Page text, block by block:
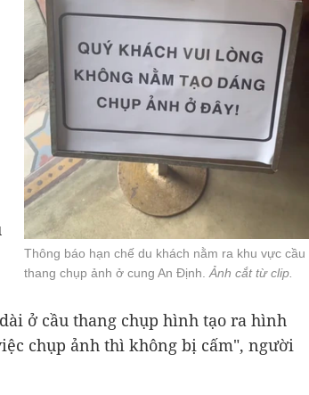
Thông báo hạn chế du khách nằm ra khu vực cầu
thang chụp ảnh ở cung An Định. Ảnh cắt từ clip.
ở cầu thang chụp hình tạo ra hình
chụp ảnh thì không bị cấm", người